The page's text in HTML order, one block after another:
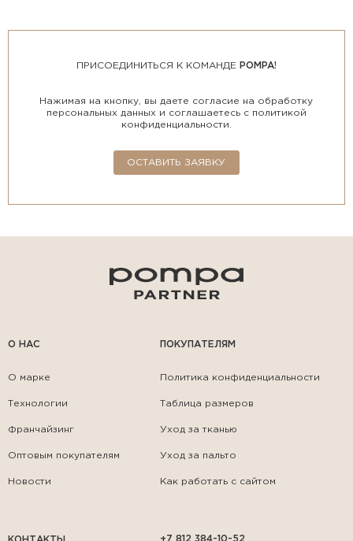
О НАС
О марке
Технологии
Франчайзинг
Оптовым покупателям
Новости
ПОКУПАТЕЛЯМ
Политика конфиденциальности
Таблица размеров
Уход за тканью
Уход за пальто
Как работать с сайтом
ПРИСОЕДИНИТЬСЯ К КОМАНДЕ POMPA!
Нажимая на кнопку, вы даете согласие на обработку
персональных данных и соглашаетесь с политикой
конфиденциальности.
ОСТАВИТЬ ЗАЯВКУ
+7 812 384-10-52